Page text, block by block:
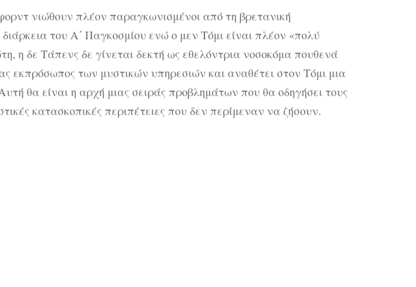
νιώθουν πλέον παραγκωνισμένοι από τη βρετανική
του Α΄ Παγκοσμίου ενώ ο μεν Τόμι είναι πλέον «πολύ
η δε Τάπενς δε γίνεται δεκτή ως εθελόντρια νοσοκόμα πουθενά
εκπρόσωπος των μυστικών υπηρεσιών και αναθέτει στον Τόμι μια
θα είναι η αρχή μιας σειράς προβλημάτων που θα οδηγήσει τους
κατασκοπικές περιπέτειες που δεν περίμεναν να ζήσουν.